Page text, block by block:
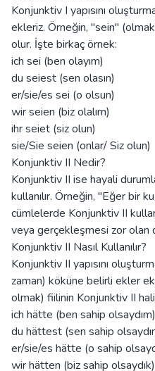
Konjunktiv I yapısını
ekleriz. Örneğin, "sein"
olur. İşte birkaç örnek:
ich sei (ben olayım)
du seiest (sen olasın)
er/sie/es sei (o olsun)
wir seien (biz olalım)
ihr seiet (siz olun)
sie/Sie seien (onlar/ Siz olun)
Konjunktiv II Nedir?
Konjunktiv II ise hayali
kullanılır. Örneğin, "Eğer bir
cümlelerde Konjunktiv II
veya gerçekleşmesi zor olan
Konjunktiv II Nasıl Kullanılır?
Konjunktiv II yapısını
zaman) köküne belirli ekler
olmak) fiilinin Konjunktiv II
ich hätte (ben sahip olsaydım)
du hättest (sen sahip
er/sie/es hätte (o sahip
wir hätten (biz sahip olsaydık)